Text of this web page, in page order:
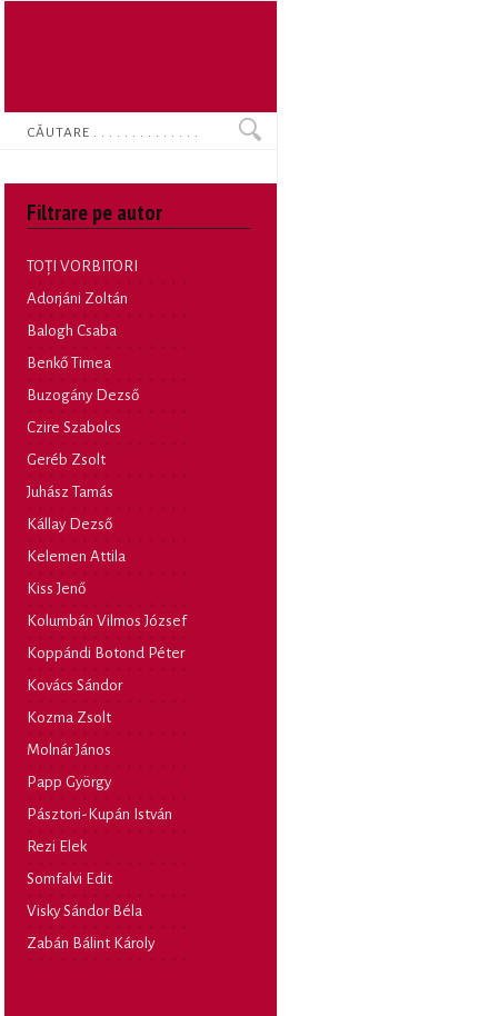
Search
Filtrare pe autor
TOȚI VORBITORI
Adorjáni Zoltán
Balogh Csaba
Benkő Timea
Buzogány Dezső
Czire Szabolcs
Geréb Zsolt
Juhász Tamás
Kállay Dezső
Kelemen Attila
Kiss Jenő
Kolumbán Vilmos József
Koppándi Botond Péter
Kovács Sándor
Kozma Zsolt
Molnár János
Papp György
Pásztori-Kupán István
Rezi Elek
Somfalvi Edit
Visky Sándor Béla
Zabán Bálint Károly